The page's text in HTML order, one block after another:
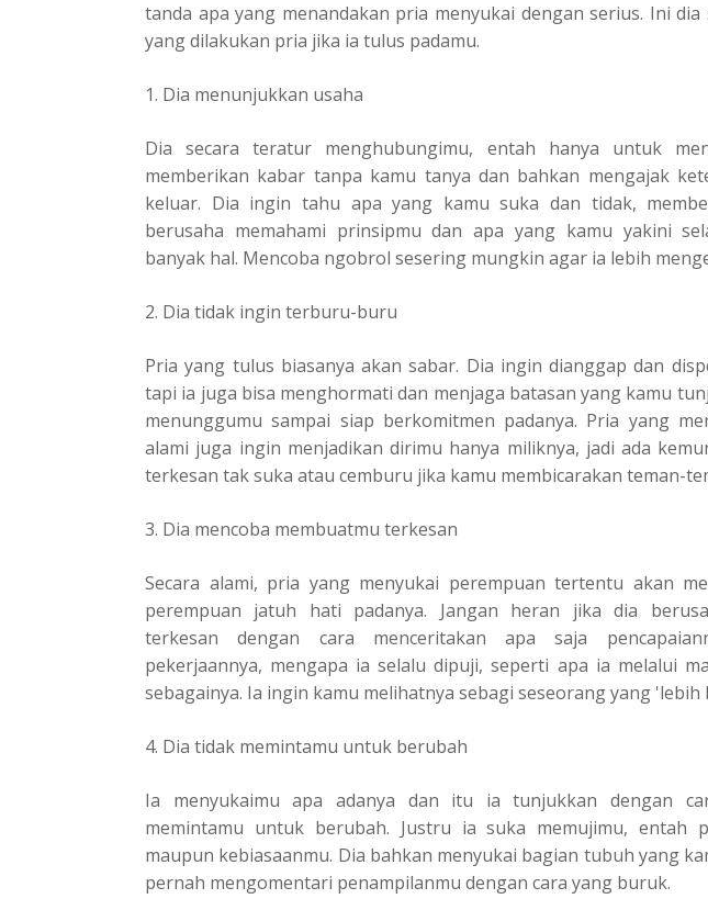
tanda apa yang menandakan pria menyukai dengan serius. Ini dia
yang dilakukan pria jika ia tulus padamu.
1. Dia menunjukkan usaha
Dia secara teratur menghubungimu, entah hanya untuk
memberikan kabar tanpa kamu tanya dan bahkan mengajak
keluar. Dia ingin tahu apa yang kamu suka dan tidak,
berusaha memahami prinsipmu dan apa yang kamu yakini
banyak hal. Mencoba ngobrol sesering mungkin agar ia lebih
2. Dia tidak ingin terburu-buru
Pria yang tulus biasanya akan sabar. Dia ingin dianggap dan
tapi ia juga bisa menghormati dan menjaga batasan yang kamu
menunggumu sampai siap berkomitmen padanya. Pria yang
alami juga ingin menjadikan dirimu hanya miliknya, jadi ada
terkesan tak suka atau cemburu jika kamu membicarakan teman-
3. Dia mencoba membuatmu terkesan
Secara alami, pria yang menyukai perempuan tertentu akan
perempuan jatuh hati padanya. Jangan heran jika dia
terkesan dengan cara menceritakan apa saja
pekerjaannya, mengapa ia selalu dipuji, seperti apa ia melalui
sebagainya. Ia ingin kamu melihatnya sebagi seseorang yang 'lebih
4. Dia tidak memintamu untuk berubah
Ia menyukaimu apa adanya dan itu ia tunjukkan dengan
memintamu untuk berubah. Justru ia suka memujimu, entah
maupun kebiasaanmu. Dia bahkan menyukai bagian tubuh yang
pernah mengomentari penampilanmu dengan cara yang buruk.